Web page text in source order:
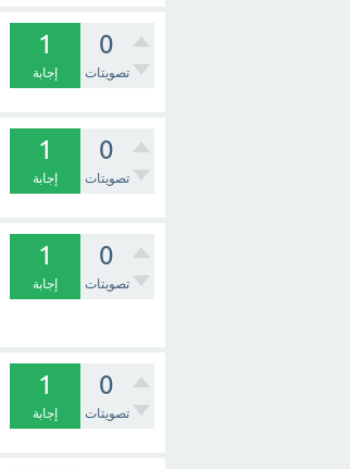
0
تصويتات
1
إجابة
0
تصويتات
1
إجابة
0
تصويتات
1
إجابة
0
تصويتات
1
إجابة